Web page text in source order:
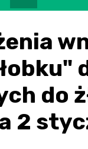
do
2